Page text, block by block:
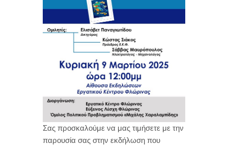
Σας προσκαλούμε να μας τιμήσετε με την
παρουσία σας στην εκδήλωση που